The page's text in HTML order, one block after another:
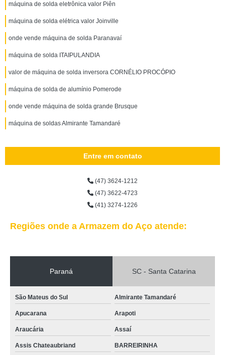
máquina de solda eletrônica valor Piên
máquina de solda elétrica valor Joinville
onde vende máquina de solda Paranavaí
máquina de solda ITAIPULANDIA
valor de máquina de solda inversora CORNÉLIO PROCÓPIO
máquina de solda de alumínio Pomerode
onde vende máquina de solda grande Brusque
máquina de soldas Almirante Tamandaré
Entre em contato
(47) 3624-1212
(47) 3622-4723
(41) 3274-1226
Regiões onde a Armazem do Aço atende:
Paraná SC - Santa Catarina
São Mateus do Sul Almirante Tamandaré
Apucarana Arapoti
Araucária Assaí
Assis Chateaubriand BARREIRINHA